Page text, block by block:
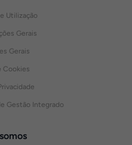
Utilização
Gerais
Gerais
Cookies
Gestão Integrado